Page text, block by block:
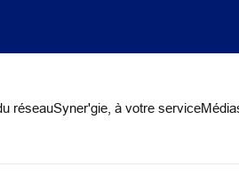
réseauSyner'gie, à votre service